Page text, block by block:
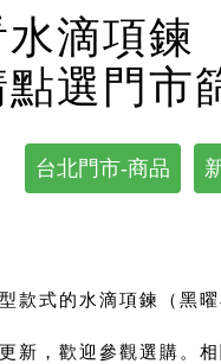
滴項鍊
選門市
台北門市-商品
款式的水滴項鍊（黑
新，歡迎參觀選購。